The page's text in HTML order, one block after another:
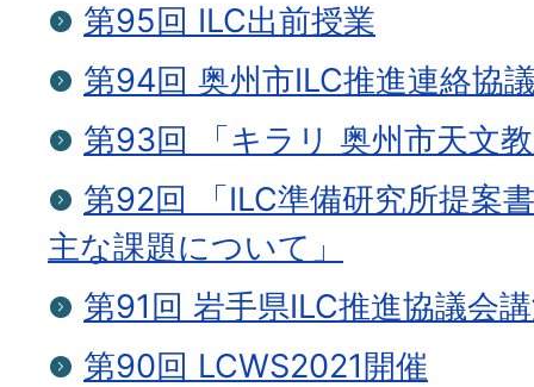
第95回 ILC出前授業
第94回 奥州市ILC推進連絡協
第93回 「キラリ 奥州市天文
第92回 「ILC準備研究所提案
主な課題について」
第91回 岩手県ILC推進協議会
第90回 LCWS2021開催